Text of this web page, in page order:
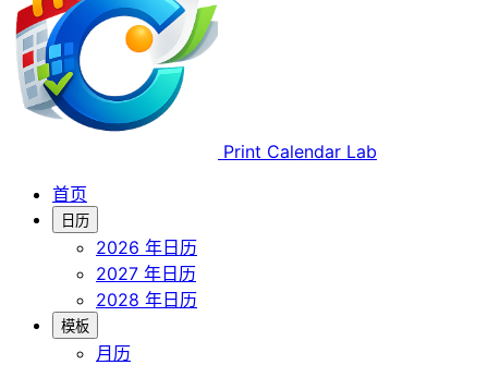
Print Calendar Lab
首页
日历
2026 年日历
2027 年日历
2028 年日历
模板
月历